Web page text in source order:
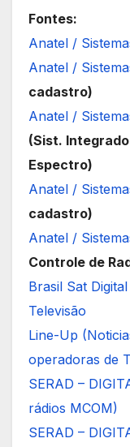
Fontes:
Anatel /
Anatel /
cadastro)
Anatel /
(Sist.
Espectro)
Anatel /
cadastro)
Anatel /
Controle de
Brasil Sat
Televisão
Line-Up
operadoras de
SERAD –
rádios MCOM)
SERAD –